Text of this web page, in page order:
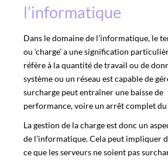
l’informatique
Dans le domaine de l’informatique, le
ou ‘charge’ a une signification
réfère à la quantité de travail ou de
système ou un réseau est capable de
surcharge peut entraîner une baisse de
performance, voire un arrêt complet du
La gestion de la charge est donc un
de l’informatique. Cela peut impliquer
ce que les serveurs ne soient pas